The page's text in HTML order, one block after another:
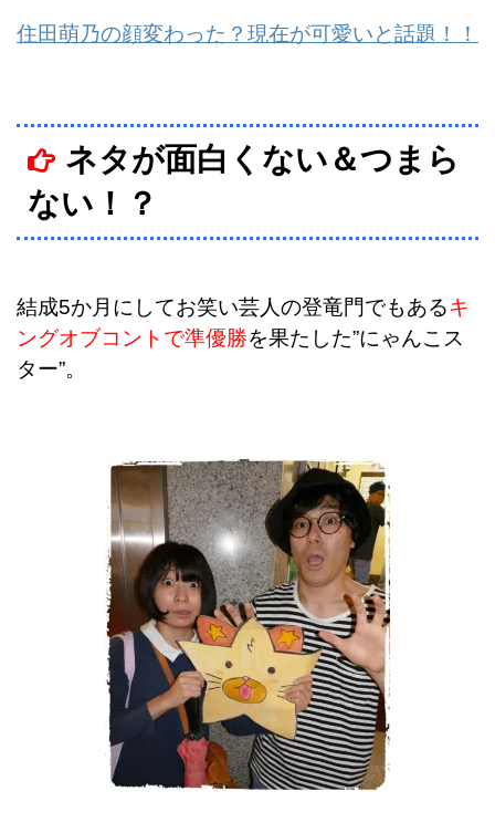
住田萌乃の顔変わった？現在が可愛いと話題！！
ネタが面白くない＆つまら
ない！？
結成5か月にしてお笑い芸人の登竜門でもあるキ
ングオブコントで準優勝を果たした”にゃんこス
ター”。